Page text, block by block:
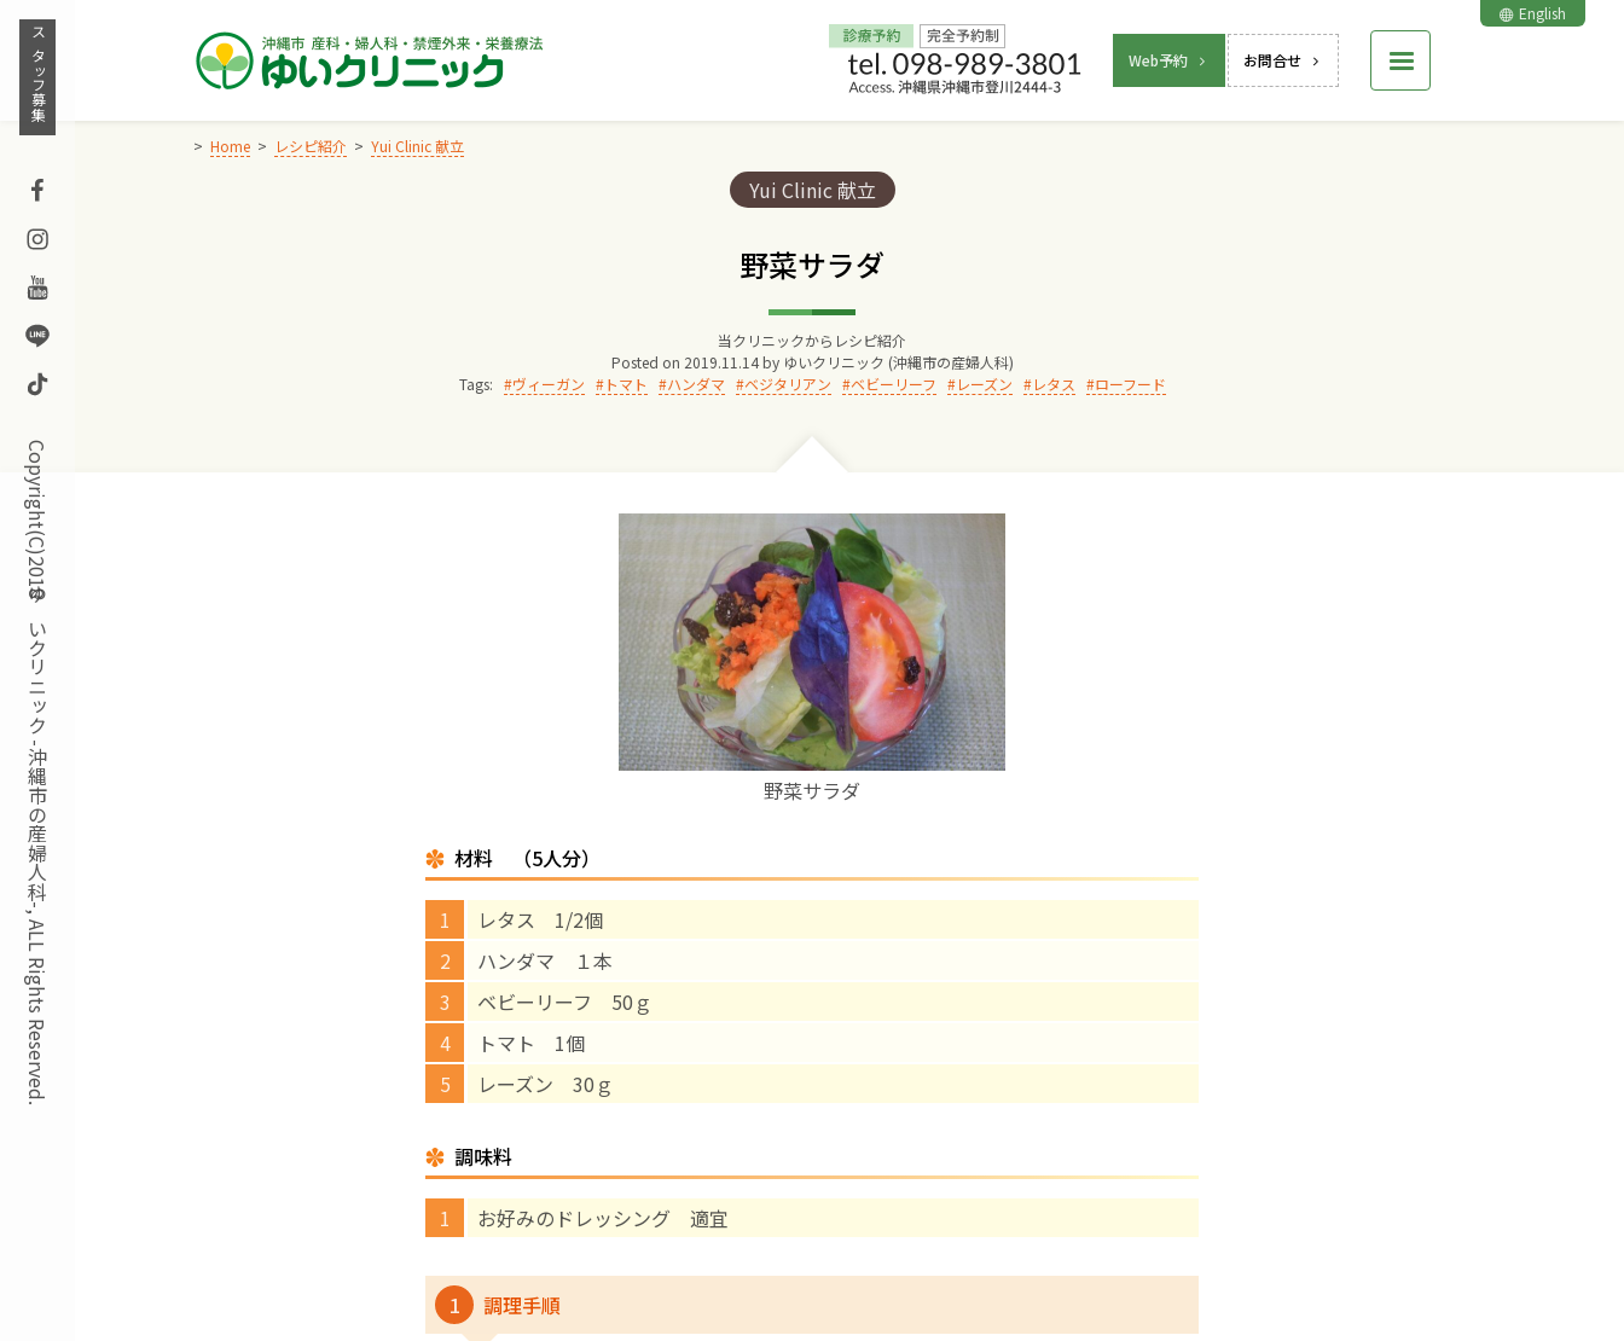
Skip
content
Web予約 お問合せ
English
スタッフ募集
Facebook
Instagram
Youtube
Line
TikTok
Copyright(C)2018ゆいクリニック -沖縄市の産婦人科-, ALL Rights Reserved.
Home レシピ紹介 Yui Clinic 献立
Categories:
Yui Clinic 献立
野菜サラダ
当クリニックからレシピ紹介
Posted on 2019.11.14 by ゆいクリニック (沖縄市の産婦人科)
Tags:
ヴィーガン トマト ハンダマ ベジタリアン ベビーリーフ レーズン レタス ローフード
野菜サラダ
材料 （5人分）
レタス 1/2個
ハンダマ １本
ベビーリーフ 50ｇ
トマト 1個
レーズン 30ｇ
調味料
お好みのドレッシング 適宜
1 調理手順
Home
交通アクセス
院長からのごあいさつ
ゆいクリニックの経営理念
診療料金
妊婦健診
お産について
親と子の結びつき支援
母乳育児
予防接種
‘さんルーム’ でさまざまな講座・クラス
遠方にお住まいで当院での出産を希望される方へ
医師プロフィール